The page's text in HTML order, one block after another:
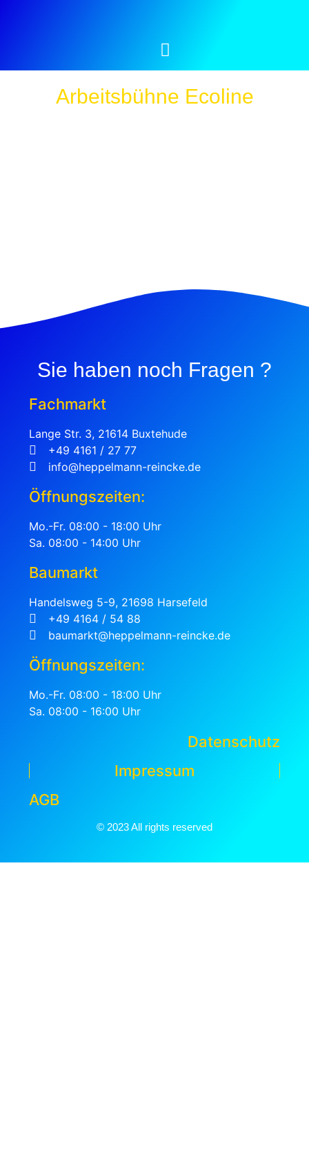
Arbeitsbühne Ecoline
Sie haben noch Fragen ?
Fachmarkt
Lange Str. 3, 21614 Buxtehude
+49 4161 / 27 77
info@heppelmann-reincke.de
Öffnungszeiten:
Mo.-Fr. 08:00 - 18:00 Uhr
Sa. 08:00 - 14:00 Uhr
Baumarkt
Handelsweg 5-9, 21698 Harsefeld
+49 4164 / 54 88
baumarkt@heppelmann-reincke.de
Öffnungszeiten:
Mo.-Fr. 08:00 - 18:00 Uhr
Sa. 08:00 - 16:00 Uhr
Datenschutz
Impressum
AGB
© 2023 All rights reserved